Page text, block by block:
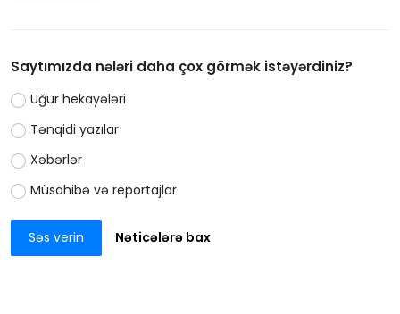
Saytımızda nələri daha çox görmək istəyərdiniz?
Uğur hekayələri
Tənqidi yazılar
Xəbərlər
Müsahibə və reportajlar
Səs verin Nəticələrə bax